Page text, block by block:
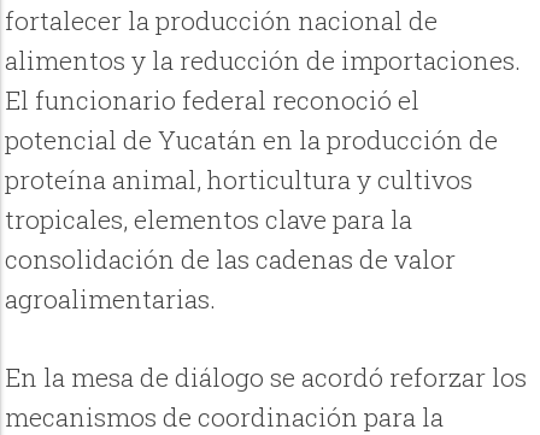
fortalecer la producción nacional de
alimentos y la reducción de importaciones.
El funcionario federal reconoció el
potencial de Yucatán en la producción de
proteína animal, horticultura y cultivos
tropicales, elementos clave para la
consolidación de las cadenas de valor
agroalimentarias.
En la mesa de diálogo se acordó reforzar los
mecanismos de coordinación para la